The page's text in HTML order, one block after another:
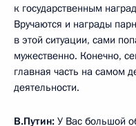
к государственным
Вручаются и награды
в этой ситуации, сами
мужественно. Конечно,
главная часть на самом
деятельности.
В.Путин: У Вас большой